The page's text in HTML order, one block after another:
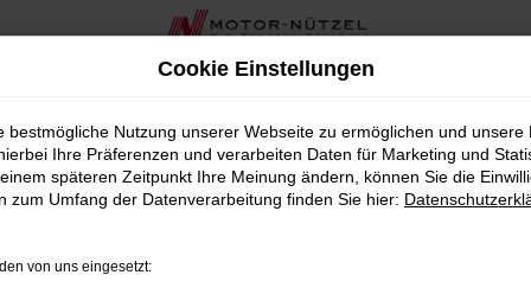
bei Motor-Nützel
Audi Gebrauchtwagen in der Nähe von Marktredwitz.
Sie. Unsere Auswahl an sorgfältig geprüften Audi
wird von unserem erfahrenen Team auf Herz und Nieren
Cookie Einstellungen
bestmögliche Nutzung unserer Webseite zu ermöglichen und unsere
Ihre Präferenzen und verarbeiten Daten für Marketing und
späteren Zeitpunkt Ihre Meinung ändern, können Sie die
zum Umfang der Datenverarbeitung finden Sie hier:
von uns eingesetzt: